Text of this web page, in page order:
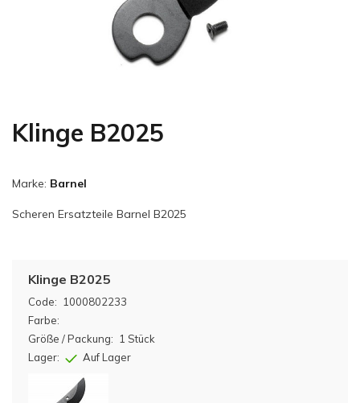
Klinge B2025
Marke: Barnel
Scheren Ersatzteile Barnel B2025
Code: 1000802233
Klinge B2025
Farbe:
Größe / Packung: 1 Stück
Lager:
Auf Lager